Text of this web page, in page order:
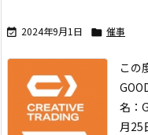
 2024年9月1日  催事
この
名：
月